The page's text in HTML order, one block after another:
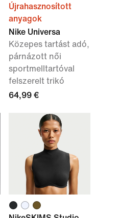
Újrahasznosított
anyagok
Nike Universa
Közepes tartást adó,
párnázott női
sportmelltartóval
felszerelt trikó
64,99 €